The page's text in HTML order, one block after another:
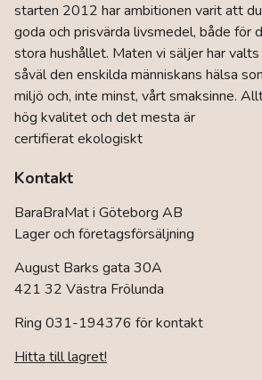
starten 2012 har ambitionen varit att
goda och prisvärda livsmedel, både för
stora hushållet. Maten vi säljer har
såväl den enskilda människans hälsa
miljö och, inte minst, vårt smaksinne.
hög kvalitet och det mesta är
certifierat ekologiskt
Kontakt
BaraBraMat i Göteborg AB
Lager och företagsförsäljning
August Barks gata 30A
421 32 Västra Frölunda
Ring 031-194376 för kontakt
Hitta till lagret!